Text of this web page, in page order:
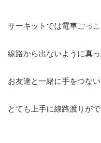
サーキットでは電車ごっこ
線路から出ないように真
お友達と一緒に手をつな
とても上手に線路渡りが